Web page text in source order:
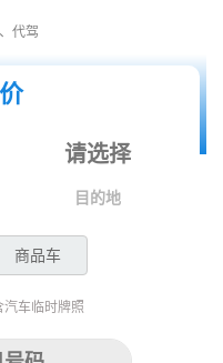
代驾
目的地
商品车
车临时牌照